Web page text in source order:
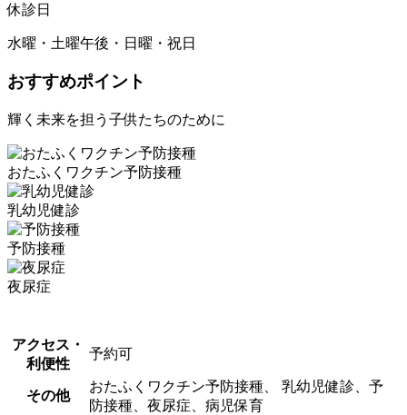
休診日
水曜・土曜午後・日曜・祝日
おすすめポイント
輝く未来を担う子供たちのために
おたふくワクチン予防接種
乳幼児健診
予防接種
夜尿症
アクセス・
利便性
予約可
その他
おたふくワクチン予防接種、 乳幼児健診、予
防接種、夜尿症、病児保育